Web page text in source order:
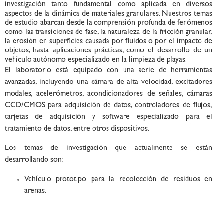
investigación tanto fundamental como aplicada en diversos
aspectos de la dinámica de materiales granulares. Nuestros temas
de estudio abarcan desde la comprensión profunda de fenómenos
como las transiciones de fase, la naturaleza de la fricción granular,
la erosión en superficies causada por fluidos o por el impacto de
objetos, hasta aplicaciones prácticas, como el desarrollo de un
vehículo autónomo especializado en la limpieza de playas.
El laboratorioestá equipado con una serie de herramientas
avanzadas, incluyendo una cámara de alta velocidad, excitadores
modales, acelerómetros, acondicionadores de señales, cámaras
CCD/CMOS para adquisición de datos, controladores de flujos,
tarjetas de adquisición y software especializado para el
tratamiento de datos, entre otros dispositivos.
Los temas de investigación que actualmente se están
desarrollando son:
Vehículo prototipo para la recolección de residuos en
arenas.